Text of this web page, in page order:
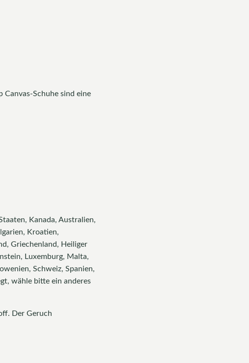
Canvas-Schuhe sind eine
Kanada, Australien,
Kroatien,
Griechenland, Heiliger
Luxemburg, Malta,
Schweiz, Spanien,
wähle bitte ein anderes
Der Geruch